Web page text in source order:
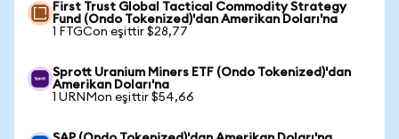
First Trust Global Tactical Commodity Strategy
Fund (Ondo Tokenized)'dan Amerikan Doları'na
1 FTGCon eşittir $28,77
Sprott Uranium Miners ETF (Ondo Tokenized)'dan
Amerikan Doları'na
1 URNMon eşittir $54,66